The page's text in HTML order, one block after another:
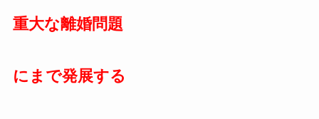
重大な離婚問題
にまで発展する